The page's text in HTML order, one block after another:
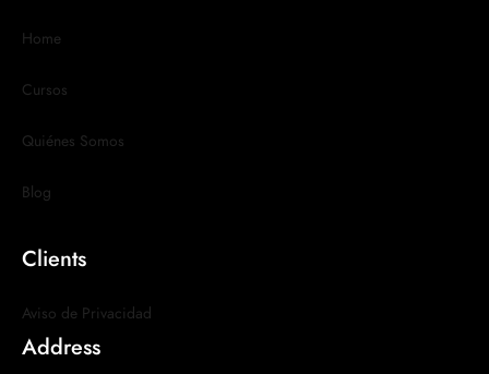
Home
Cursos
Quiénes Somos
Blog
Clients
Aviso de Privacidad
Address